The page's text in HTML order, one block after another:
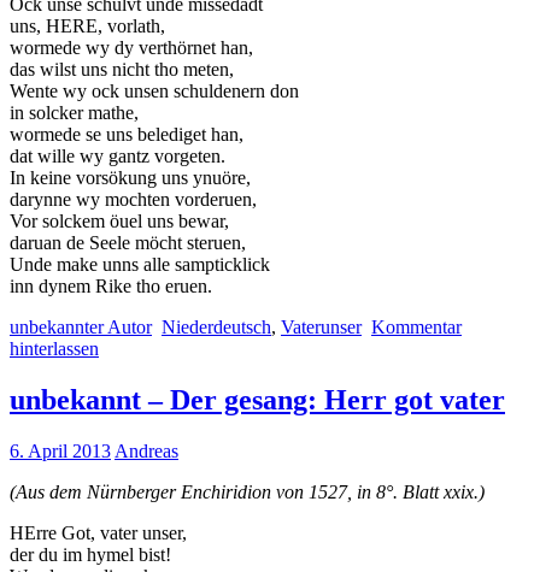
Ock unse schulvt unde missedadt
uns, HERE, vorlath,
wormede wy dy verthörnet han,
das wilst uns nicht tho meten,
Wente wy ock unsen schuldenern don
in solcker mathe,
wormede se uns belediget han,
dat wille wy gantz vorgeten.
In keine vorsökung uns ynuöre,
darynne wy mochten vorderuen,
Vor solckem öuel uns bewar,
daruan de Seele möcht steruen,
Unde make unns alle sampticklick
inn dynem Rike tho eruen.
unbekannter Autor Niederdeutsch, Vaterunser Kommentar
hinterlassen
unbekannt – Der gesang: Herr got vater
6. April 2013 Andreas
(Aus dem Nürnberger Enchiridion von 1527, in 8°. Blatt xxix.)
HErre Got, vater unser,
der du im hymel bist!